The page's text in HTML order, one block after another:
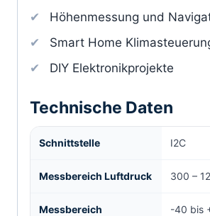
Höhenmessung und
Smart Home
DIY Elektronikprojekte
Technische Daten
Schnittstelle I2C
Messbereich Luftdruck 300 –
Messbereich
-40 bis